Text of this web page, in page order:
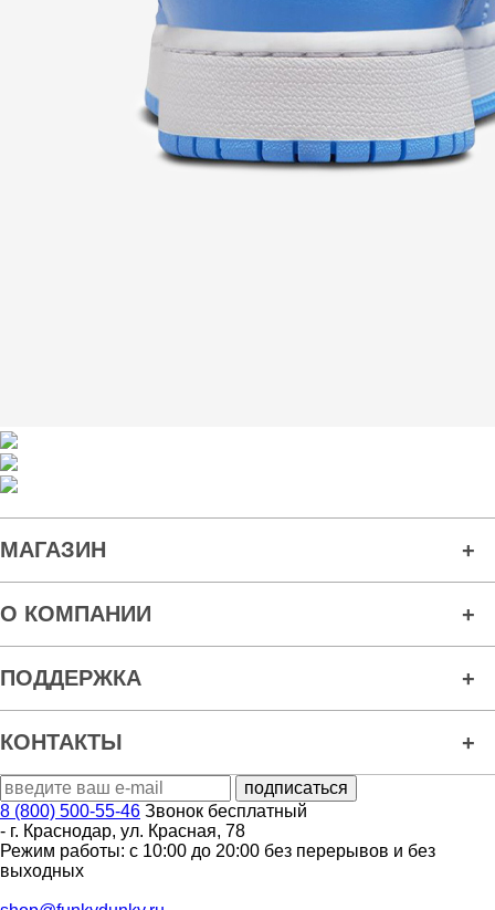
МАГАЗИН
О КОМПАНИИ
ПОДДЕРЖКА
КОНТАКТЫ
8 (800) 500-55-46 Звонок бесплатный
- г. Краснодар, ул. Красная, 78
Режим работы: с 10:00 до 20:00 без перерывов и без
выходных